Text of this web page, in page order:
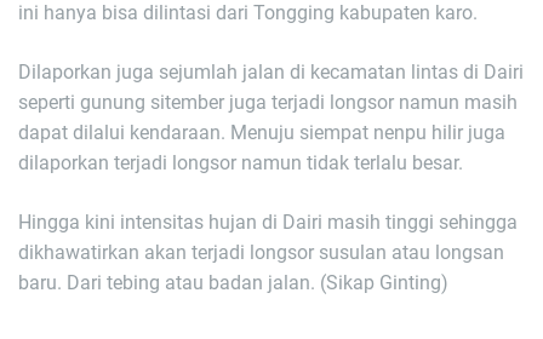
ini hanya bisa dilintasi dari Tongging kabupaten karo.
Dilaporkan juga sejumlah jalan di kecamatan lintas di Dairi
seperti gunung sitember juga terjadi longsor namun masih
dapat dilalui kendaraan. Menuju siempat nenpu hilir juga
dilaporkan terjadi longsor namun tidak terlalu besar.
Hingga kini intensitas hujan di Dairi masih tinggi sehingga
dikhawatirkan akan terjadi longsor susulan atau longsan
baru. Dari tebing atau badan jalan. (Sikap Ginting)